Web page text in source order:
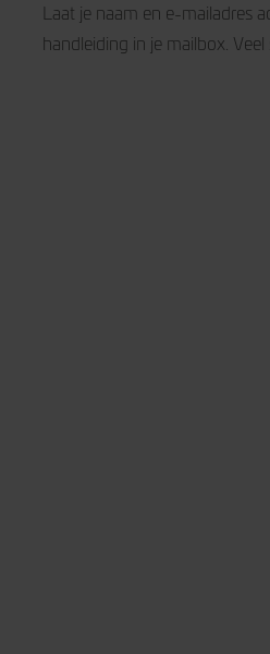
Laat je naam en e-mailadres
handleiding in je mailbox. Veel